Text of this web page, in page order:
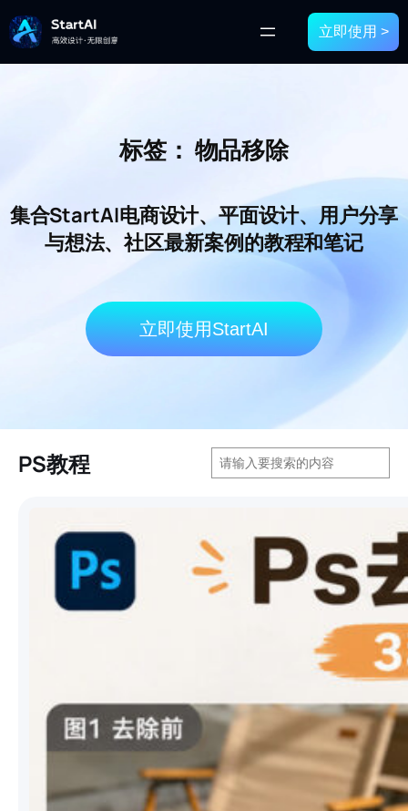
立即使用 >
标签： 物品移除
集合StartAI电商设计、平面设计、用户分享
与想法、社区最新案例的教程和笔记
立即使用StartAI
PS教程
搜
索